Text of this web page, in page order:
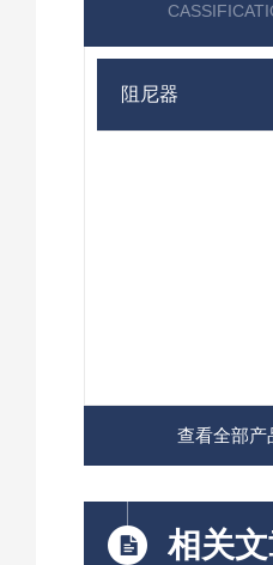
阻尼器
查看全部产
相关